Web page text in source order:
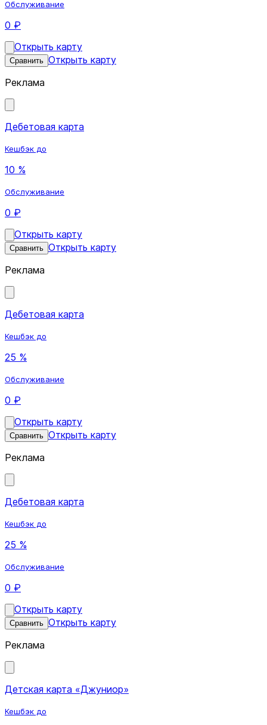
Обслуживание
0 ₽
Открыть карту
Сравнить Открыть карту
Реклама
Дебетовая карта
Кешбэк до
10 %
Обслуживание
0 ₽
Открыть карту
Сравнить Открыть карту
Реклама
Дебетовая карта
Кешбэк до
25 %
Обслуживание
0 ₽
Открыть карту
Сравнить Открыть карту
Реклама
Дебетовая карта
Кешбэк до
25 %
Обслуживание
0 ₽
Открыть карту
Сравнить Открыть карту
Реклама
Детская карта «Джуниор»
Кешбэк до